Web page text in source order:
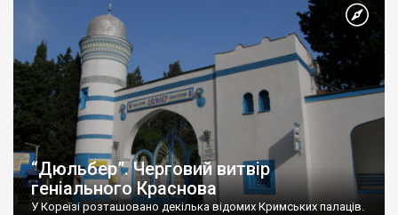
“Дюльбер”. Черговий витвір
геніального Краснова
У Кореїзі розташовано декілька відомих Кримських палаців.